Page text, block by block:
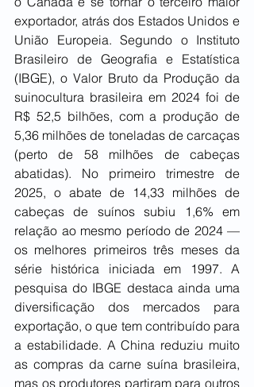
exportador, atrás dos Estados Unidos e
União Europeia. Segundo o Instituto
Brasileiro de Geografia e Estatística
(IBGE), o Valor Bruto da Produção da
suinocultura brasileira em 2024 foi de
R$ 52,5 bilhões, com a produção de
5,36 milhões de toneladas de carcaças
(perto de 58 milhões de cabeças
abatidas). No primeiro trimestre de
2025, o abate de 14,33 milhões de
cabeças de suínos subiu 1,6% em
relação ao mesmo período de 2024 —
os melhores primeiros três meses da
série histórica iniciada em 1997. A
pesquisa do IBGE destaca ainda uma
diversificação dos mercados para
exportação, o que tem contribuído para
a estabilidade. A China reduziu muito
as compras da carne suína brasileira,
mas os produtores partiram para outros